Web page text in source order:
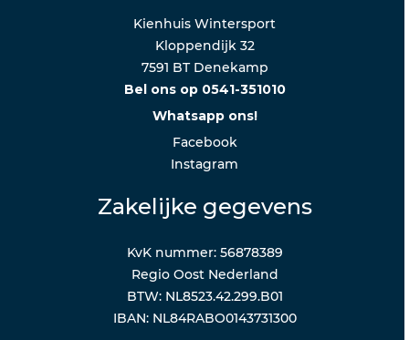
Kienhuis Wintersport
Kloppendijk 32
7591 BT Denekamp
Bel ons op 0541-351010
Whatsapp ons!
Facebook
Instagram
Zakelijke gegevens
KvK nummer: 56878389
Regio Oost Nederland
BTW: NL8523.42.299.B01
IBAN: NL84RABO0143731300